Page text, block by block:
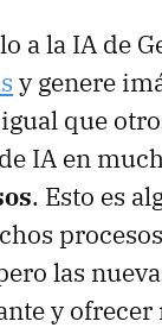
a la IA de
y genere
que
IA en
. Esto es
las
y